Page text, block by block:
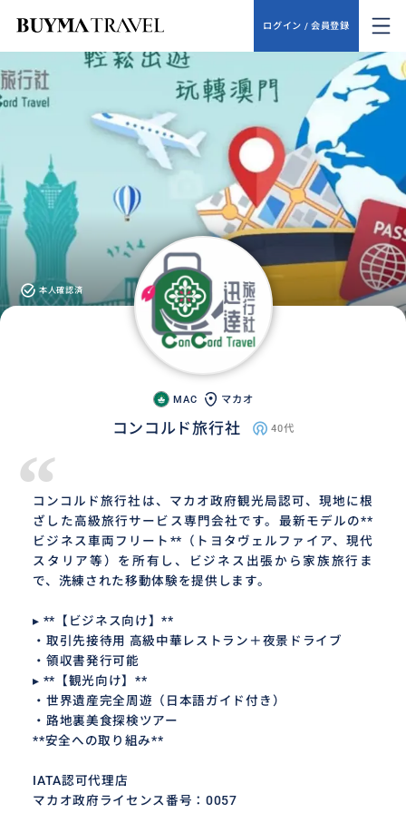
ログイン / 会員登録
本人確認済
MAC マカオ
コンコルド旅行社 40代
“
コンコルド旅行社は、マカオ政府観光局認可、現地に根
ざした高級旅行サービス専門会社です。最新モデルの**
ビジネス車両フリート**（トヨタヴェルファイア、現代
スタリア等）を所有し、ビジネス出張から家族旅行ま
で、洗練された移動体験を提供します。
▸ **【ビジネス向け】**
・取引先接待用 高級中華レストラン＋夜景ドライブ
・領収書発行可能
▸ **【観光向け】**
・世界遺産完全周遊（日本語ガイド付き）
・路地裏美食探検ツアー
**安全への取り組み**
IATA認可代理店
マカオ政府ライセンス番号：0057